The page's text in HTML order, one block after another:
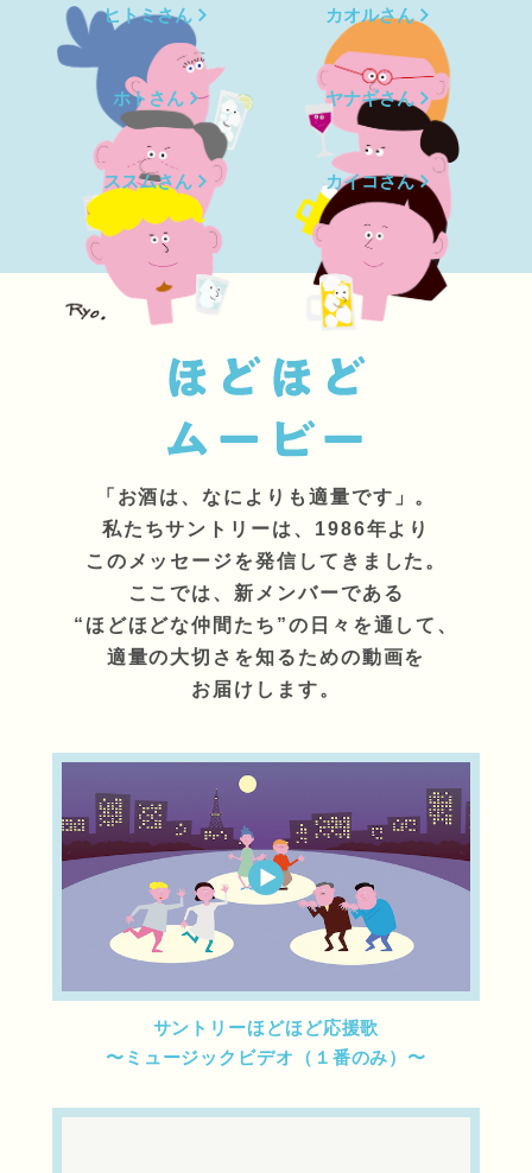
ヒトミさん カオルさん
ホトさん ヤナギさん
ススムさん カイコさん
「お酒は、なによりも適量です」。
私たちサントリーは、1986年より
このメッセージを発信してきました。
ここでは、新メンバーである
“ほどほどな仲間たち”の日々を通して、
適量の大切さを知るための動画を
お届けします。
サントリーほどほど応援歌
〜ミュージックビデオ（１番のみ）〜